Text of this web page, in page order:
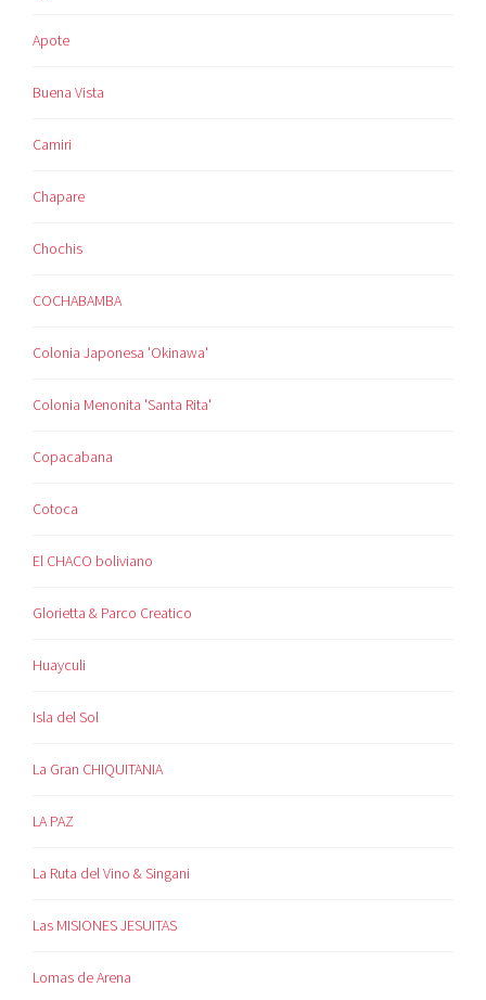
Apote
Buena Vista
Camiri
Chapare
Chochis
COCHABAMBA
Colonia Japonesa 'Okinawa'
Colonia Menonita 'Santa Rita'
Copacabana
Cotoca
El CHACO boliviano
Glorietta & Parco Creatico
Huayculi
Isla del Sol
La Gran CHIQUITANIA
LA PAZ
La Ruta del Vino & Singani
Las MISIONES JESUITAS
Lomas de Arena